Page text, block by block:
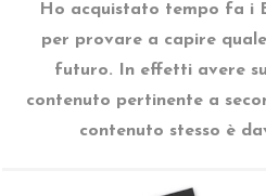
Ho acquistato tempo fa i
per provare a capire
futuro. In effetti avere
contenuto pertinente a
contenuto stesso è